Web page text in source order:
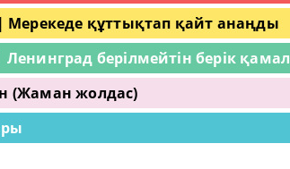
құттықтап қайт анаңды
берілмейтін берік қамал
(Жаман жолдас)